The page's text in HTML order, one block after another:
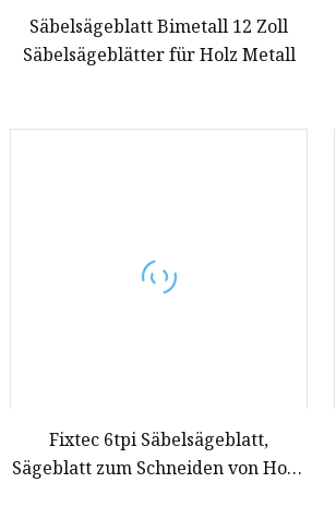
Säbelsägeblatt Bimetall 12 Zoll
Säbelsägeblätter für Holz Metall
Fixtec 6tpi Säbelsägeblatt,
Sägeblatt zum Schneiden von Holz,